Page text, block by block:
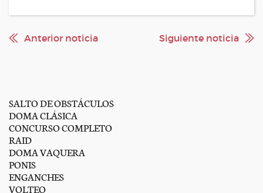
Anterior noticia Siguiente noticia
SALTO DE OBSTÁCULOS
DOMA CLÁSICA
CONCURSO COMPLETO
RAID
DOMA VAQUERA
PONIS
ENGANCHES
VOLTEO